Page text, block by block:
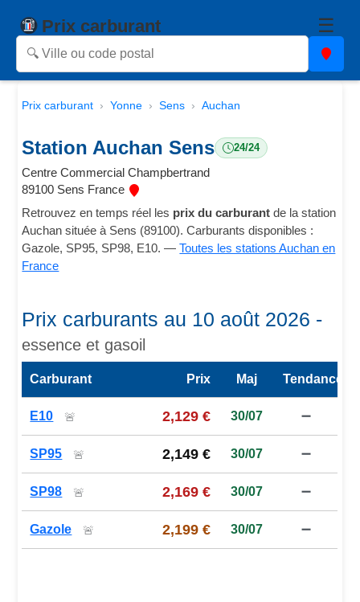
Prix carburant ☰
Prix carburant Yonne Sens Auchan
Station Auchan Sens 24/24
Centre Commercial Champbertrand
89100 Sens France
Retrouvez en temps réel les prix du carburant de la station
Auchan située à Sens (89100). Carburants disponibles :
Gazole, SP95, SP98, E10. —Toutes les stations Auchan en
France
Prix carburants au 10 août 2026 -
essence et gasoil
Carburant Prix Maj Tendance
E10 🚨 2,129 € 30/07 ➖
SP95 🚨 2,149 € 30/07 ➖
SP98 🚨 2,169 € 30/07 ➖
Gazole 🚨 2,199 € 30/07 ➖